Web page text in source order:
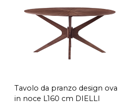
Tavolo da pranzo design
in noce L160 cm DIELLI